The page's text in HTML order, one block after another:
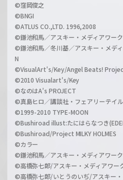
©窪岡俊之
©BNGI
©ATLUS CO.,LTD. 1996,2008
©鎌池和馬／アスキー・メディアワー
©鎌池和馬／冬川基／アスキー・メデ
N
©VisualArt's/Key/Angel Beats!
©2010 Visualart's/Key
©なのはA's PROJECT
©真島ヒロ／講談社・フェアリーテイ
©1999-2010 TYPE-MOON
©Bushiroad illust:たにはらなつき
©Bushiroad/Project MILKY HOLMES
©カラー
©鎌池和馬／アスキー・メディアワーク
©高橋弥七郎/アスキー・メディアワー
©高橋弥七郎/いとうのいぢ/アスキー